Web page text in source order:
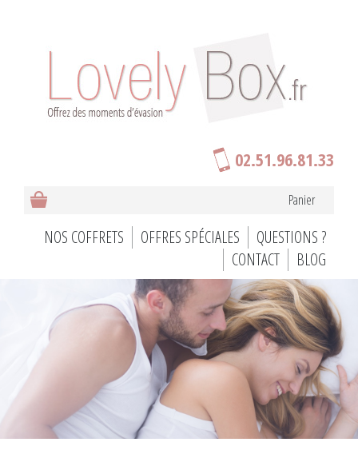
02.51.96.81.33
Panier
NOS COFFRETS OFFRES SPÉCIALES
QUESTIONS ?
CONTACT
BLOG